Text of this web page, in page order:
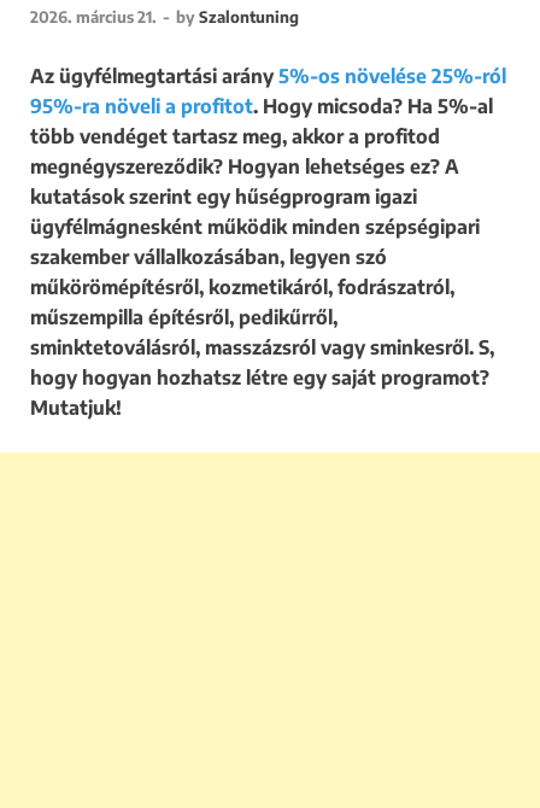
2026. március 21. - bySzalontuning
Az ügyfélmegtartási arány5%-os növelése 25%-ról
95%-ra növeli a profitot. Hogy micsoda? Ha 5%-al
több vendéget tartasz meg, akkor a profitod
megnégyszereződik? Hogyan lehetséges ez? A
kutatások szerint egy hűségprogram igazi
ügyfélmágnesként működik minden szépségipari
szakember vállalkozásában, legyen szó
műkörömépítésről, kozmetikáról, fodrászatról,
műszempilla építésről, pedikűrről,
sminktetoválásról, masszázsról vagy sminkesről. S,
hogy hogyan hozhatsz létre egy saját programot?
Mutatjuk!